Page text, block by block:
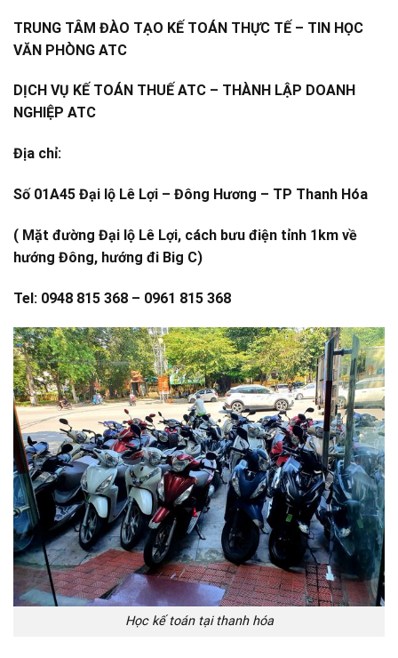
TRUNG TÂM ĐÀO TẠO KẾ TOÁN THỰC TẾ – TIN HỌC
VĂN PHÒNG ATC
DỊCH VỤ KẾ TOÁN THUẾ ATC – THÀNH LẬP DOANH
NGHIỆP ATC
Địa chỉ:
Số 01A45 Đại lộ Lê Lợi – Đông Hương – TP Thanh Hóa
( Mặt đường Đại lộ Lê Lợi, cách bưu điện tỉnh 1km về
hướng Đông, hướng đi Big C)
Tel: 0948 815 368 – 0961 815 368
Học kế toán tại thanh hóa